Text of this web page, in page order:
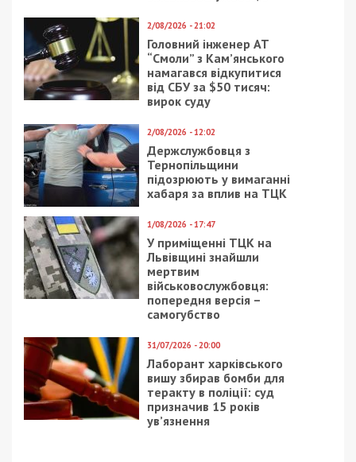
2/08/2026 - 21:02
Головний інженер АТ
“Смоли” з Кам’янського
намагався відкупитися
від СБУ за $50 тисяч:
вирок суду
2/08/2026 - 12:02
Держслужбовця з
Тернопільщини
підозрюють у вимаганні
хабаря за вплив на ТЦК
1/08/2026 - 17:47
У приміщенні ТЦК на
Львівщині знайшли
мертвим
військовослужбовця:
попередня версія –
самогубство
31/07/2026 - 20:00
Лаборант харківського
вишу збирав бомби для
теракту в поліції: суд
призначив 15 років
ув’язнення